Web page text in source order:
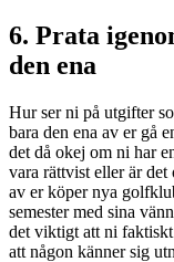
6. Prata
den ena
Hur ser ni på utgifter
bara den ena av er gå
det då okej om ni har
vara rättvist eller är
av er köper nya
semester med sina
det viktigt att ni
att någon känner sig